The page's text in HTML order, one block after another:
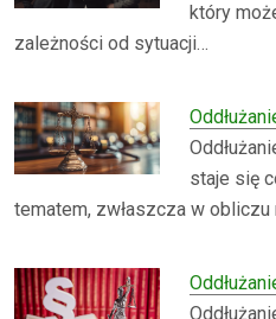
który
zależności od sytuacji…
staje się
tematem, zwłaszcza w